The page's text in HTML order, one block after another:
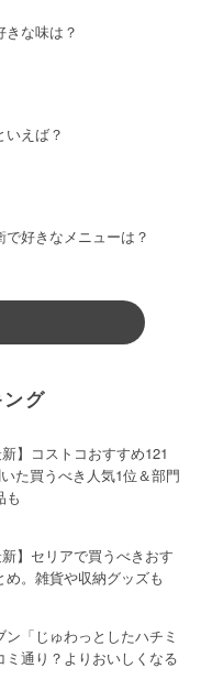
きな味は？
いえば？
で好きなメニューは？
グ
新】コストコおすすめ121
た買うべき人気1位＆部門
も
新】セリアで買うべきおす
め。雑貨や収納グッズも
ン「じゅわっとしたハチミ
ミ通り？よりおいしくなる